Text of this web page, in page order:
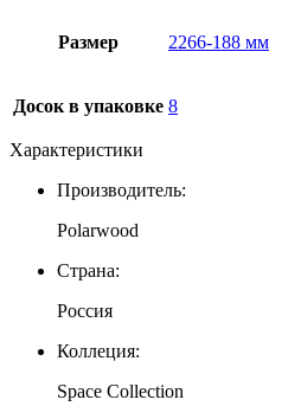
Размер 2266-188 мм
Досок в упаковке 8
Характеристики
Производитель:
Polarwood
Страна:
Россия
Коллеция:
Space Collection